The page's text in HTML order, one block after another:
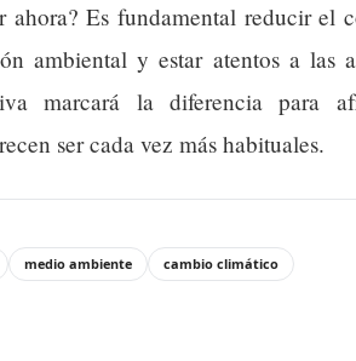
ahora? Es fundamental reducir el
ambiental y estar atentos a las
marcará la diferencia para
ser cada vez más habituales.
medio ambiente cambio climático